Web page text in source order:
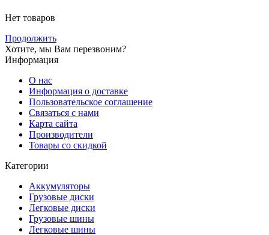
Нет товаров
Продолжить
Хотите, мы Вам перезвоним?
Информация
О нас
Информация о доставке
Пользовательское соглашение
Связаться с нами
Карта сайта
Производители
Товары со скидкой
Категории
Аккумуляторы
Грузовые диски
Легковые диски
Грузовые шины
Легковые шины